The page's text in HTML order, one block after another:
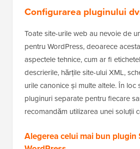
Configurarea pluginului
Toate site-urile web au nevoie de
pentru WordPress, deoarece
aspectele tehnice, cum ar fi
descrierile, hărțile site-ului XML,
urile canonice și multe altele. În loc
pluginuri separate pentru fiecare
recomandăm utilizarea unei soluții
Alegerea celui mai bun plugin